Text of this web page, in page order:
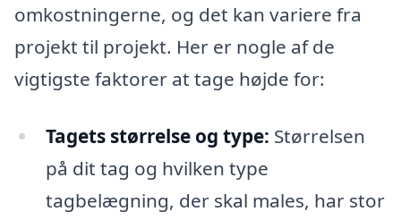
omkostningerne, og det kan variere fra
projekt til projekt. Her er nogle af de
vigtigste faktorer at tage højde for:
Tagets størrelse og type: Størrelsen
på dit tag og hvilken type
tagbelægning, der skal males, har stor